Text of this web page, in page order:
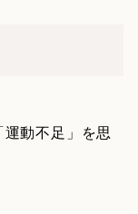
動不足」を思